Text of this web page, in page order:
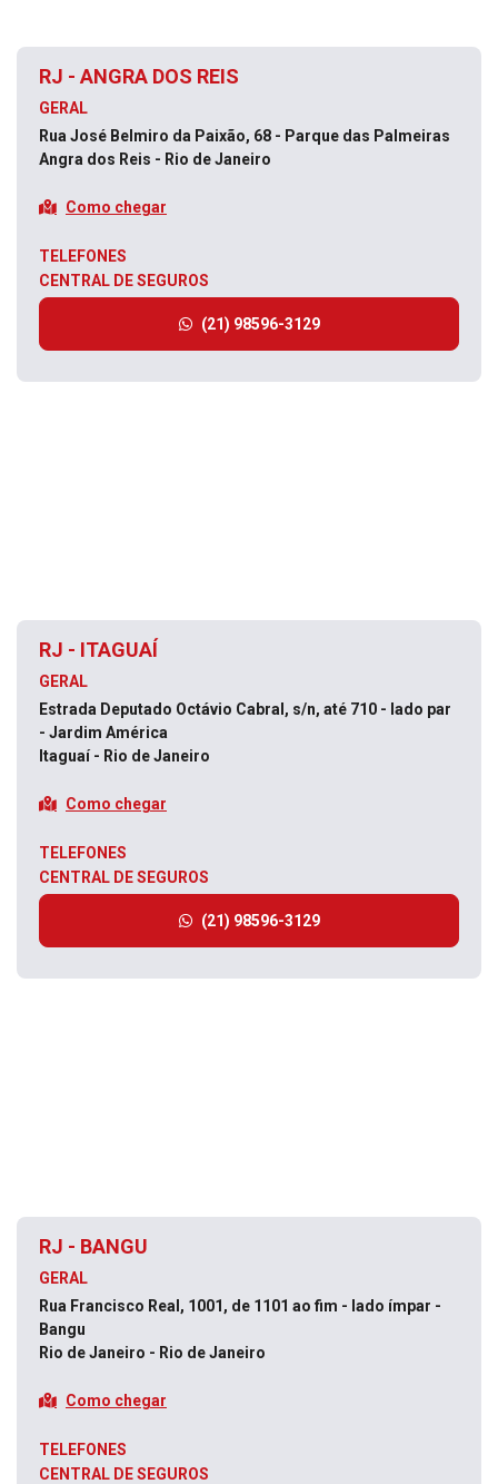
RJ - ANGRA DOS REIS
GERAL
Rua José Belmiro da Paixão, 68 - Parque das Palmeiras
Angra dos Reis - Rio de Janeiro
Como chegar
TELEFONES
CENTRAL DE SEGUROS
(21) 98596-3129
RJ - ITAGUAÍ
GERAL
Estrada Deputado Octávio Cabral, s/n, até 710 - lado par
- Jardim América
Itaguaí - Rio de Janeiro
Como chegar
TELEFONES
CENTRAL DE SEGUROS
(21) 98596-3129
RJ - BANGU
GERAL
Rua Francisco Real, 1001, de 1101 ao fim - lado ímpar -
Bangu
Rio de Janeiro - Rio de Janeiro
Como chegar
TELEFONES
CENTRAL DE SEGUROS